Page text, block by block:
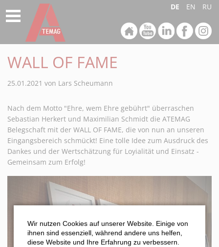
DE EN RU
WALL OF FAME
25.01.2021 von Lars Scheumann
Nach dem Motto "Ehre, wem Ehre gebührt" überraschen
Sebastian Herkert und Maximilian Schmidt die ATEMAG
Belegschaft mit der WALL OF FAME, die von nun an unseren
Eingangsbereich schmückt! Eine tolle Idee zum Ausdruck des
Dankes und der Wertschätzung für Loyialität und Einsatz -
Gemeinsam zum Erfolg!
Wir nutzen Cookies auf unserer Website. Einige von
ihnen sind essenziell, während andere uns helfen,
diese Website und Ihre Erfahrung zu verbessern.
Produktfinder
Was ist ein Aggregat
Produktlinien
Schnellwechselsystem
Aggregate in Anwendungen
Aggregate in 5-Achs-Maschinen
Tastaggregate
Aggregate-Sonderlösungen
Merkliste
Aggregate in Anwendungen
Küchen
Treppenbau
Türen- und Fensterbau
Oberflächen & Kantenbearbeitung
Holzbau
Akustikelemente
Automobil Luftfahrt, Raumfahrt und Schienenverkehr
Aggregate-Sonderlösungen
Aggregate Neuentwicklung
Unterflurbearbeitung auf CNC Maschinen
Festaggregate in CNC Maschinen
Clamex P Profilnut auf der CNC Maschine
Instandhaltung Ihres Aggregates
Ersatzteile-Service
Notfallservice
Reparaturservice
Abholservice
Maschinenanbindung
Umrüstung mit Control 4.0
Formular Serviceanfrage
Formular Abholservice
Philosophie
Virtueller Firmenrundgang
Karriere
Messen
Ansprechpartner
International
Kontaktformular
Formular Serviceanfrage
Formular Abholservice
Anfahrt